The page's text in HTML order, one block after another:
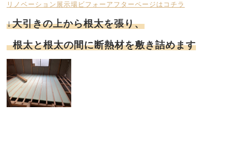
リノベーション展示場ビフォーアフターページはコチラ
↓大引きの上から根太を張り、
根太と根太の間に断熱材を敷き詰めます